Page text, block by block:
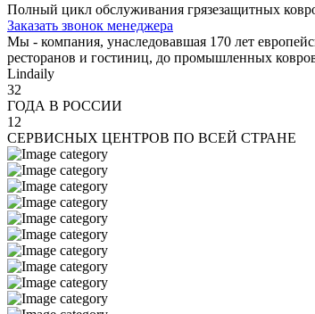
Полный цикл обслуживания грязезащитных
Заказать звонок менеджера
Мы - компания, унаследовавшая 170 лет
ресторанов и гостиниц, до промышленных
Lindaily
32
ГОДА В РОССИИ
12
СЕРВИСНЫХ ЦЕНТРОВ ПО ВСЕЙ СТРАНЕ